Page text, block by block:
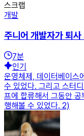
스크랩
개발
주니어 개발자가 퇴
7분
인기
운영체제, 데이터베이스
수 있었다. 그리고 스터
프에 합류해서 그동안
행해볼 수 있었다. 2)